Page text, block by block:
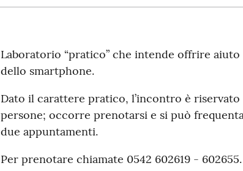
Laboratorio “pratico” che intende offrire
dello smartphone.
Dato il carattere pratico, l’incontro è
persone; occorre prenotarsi e si può
due appuntamenti.
Per prenotare chiamate 0542 602619 - 602655.